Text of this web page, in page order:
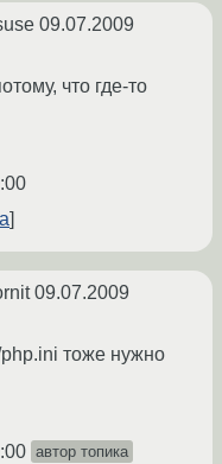
09.07.2009
что где-то
09.07.2009
тоже нужно
автор топика